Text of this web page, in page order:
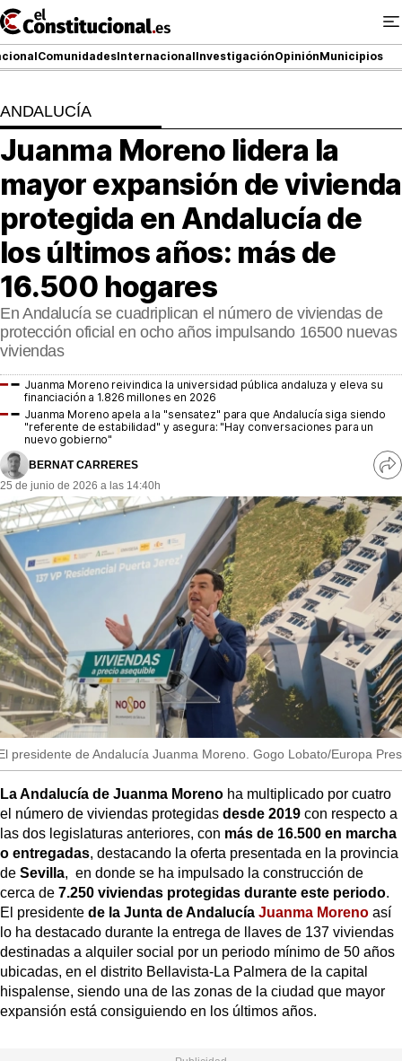
Ir
al
contenido
ComunidadesInternacionalInvestigaciónOpiniónMunicipios
NACIONAL
ElConstitucional TV
MásQueTele
ElConstitucional +
MásQueEstilo
MásQueSucesos
MásQueMercados
JuicioExprés
INVESTIGACIÓN
INTERNACIONAL
OPINIÓN
MUNICIPIOS
ANDALUCÍA
Juanma Moreno lidera la
mayor expansión de vivienda
protegida en Andalucía de
los últimos años: más de
16.500 hogares
En Andalucía se cuadriplican el número de viviendas de
protección oficial en ocho años impulsando 16500 nuevas
viviendas
Juanma Moreno reivindica la universidad pública andaluza y eleva su
financiación a 1.826 millones en 2026
Juanma Moreno apela a la "sensatez" para que Andalucía siga siendo
"referente de estabilidad" y asegura: "Hay conversaciones para un
nuevo gobierno"
BERNAT CARRERES
25 de junio de 2026 a las 14:40h
presidente de Andalucía Juanma Moreno. Gogo Lobato/Europa
La Andalucía de Juanma Moreno ha multiplicado por cuatro
el número de viviendas protegidas desde 2019 con respecto a
las dos legislaturas anteriores, con más de 16.500 en marcha
o entregadas, destacando la oferta presentada en la provincia
de Sevilla, en donde se ha impulsado la construcción de
cerca de 7.250 viviendas protegidas durante este periodo.
El presidente de la Junta de Andalucía Juanma Moreno así
lo ha destacado durante la entrega de llaves de 137 viviendas
destinadas a alquiler social por un periodo mínimo de 50 años
ubicadas, en el distrito Bellavista-La Palmera de la capital
hispalense, siendo una de las zonas de la ciudad que mayor
expansión está consiguiendo en los últimos años.